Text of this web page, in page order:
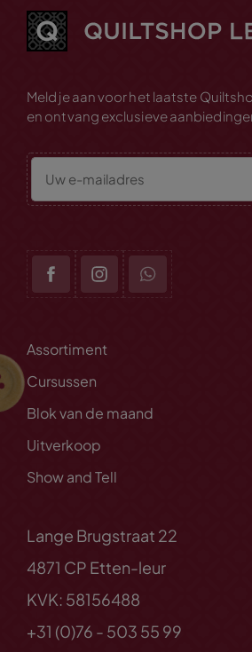
Meld je aan voor het laatste
en ontvang exclusieve
Assortiment
Cursussen
Blok van de maand
Uitverkoop
Show and Tell
Lange Brugstraat 22
4871 CP Etten-leur
KVK: 58156488
+31 (0)76 - 503 55 99